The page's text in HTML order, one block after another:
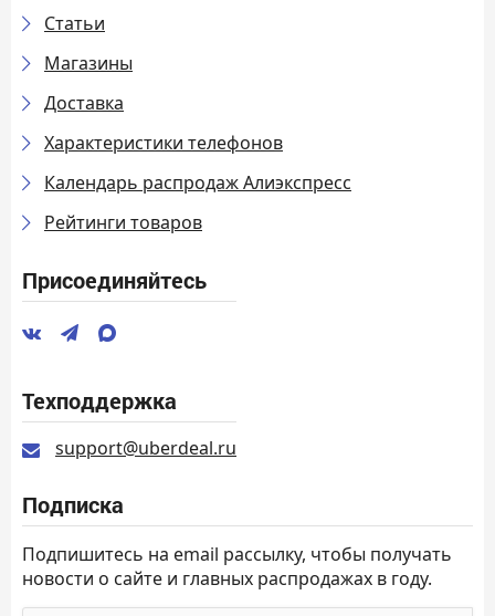
Статьи
Магазины
Доставка
Характеристики телефонов
Календарь распродаж Алиэкспресс
Рейтинги товаров
Присоединяйтесь
Техподдержка
support@uberdeal.ru
Подписка
Подпишитесь на email рассылку, чтобы получать
новости о сайте и главных распродажах в году.